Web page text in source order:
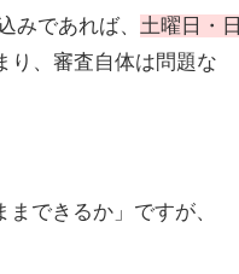
みであれば、 土曜日・日
り、審査自体は問題な
できるか」ですが、